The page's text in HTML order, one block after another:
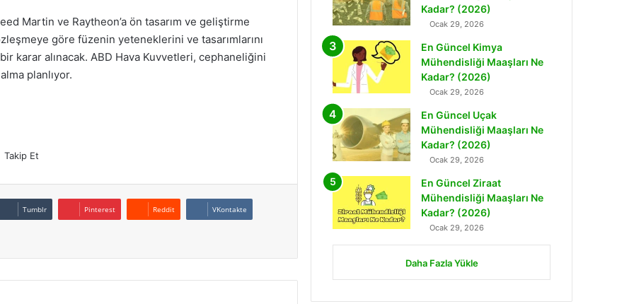
Martin ve Raytheon’a ön tasarım ve geliştirme
göre füzenin yeteneklerini ve tasarımlarını
karar alınacak. ABD Hava Kuvvetleri, cephaneliğini
planlıyor.
Takip Et
Tumblr Pinterest Reddit VKontakte
Kadar? (2026)
Ocak 29, 2026
En Güncel Kimya
Mühendisliği Maaşları Ne
Kadar? (2026)
Ocak 29, 2026
En Güncel Uçak
Mühendisliği Maaşları Ne
Kadar? (2026)
Ocak 29, 2026
En Güncel Ziraat
Mühendisliği Maaşları Ne
Kadar? (2026)
Ocak 29, 2026
Daha Fazla Yükle